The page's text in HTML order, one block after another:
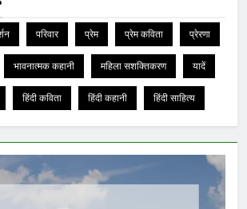
परिवार प्रेम प्रेम कविता प्रेरणा
भावनात्मक कहानी महिला सशक्तिकरण यादें
हिंदी कविता हिंदी कहानी हिंदी साहित्य